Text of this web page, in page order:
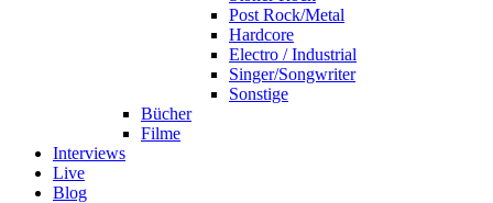
Post Rock/Metal
Hardcore
Electro / Industrial
Singer/Songwriter
Sonstige
Bücher
Filme
Interviews
Live
Blog